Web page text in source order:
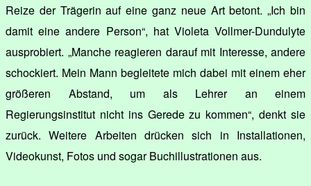
Reize der Trägerin auf eine ganz neue Art betont. „Ich bin
damit eine andere Person“, hat Violeta Vollmer-Dundulyte
ausprobiert. „Manche reagieren darauf mit Interesse, andere
schockiert. Mein Mann begleitete mich dabei mit einem eher
größeren Abstand, um als Lehrer an einem
Regierungsinstitut nicht ins Gerede zu kommen“, denkt sie
zurück. Weitere Arbeiten drücken sich in Installationen,
Videokunst, Fotos und sogar Buchillustrationen aus.